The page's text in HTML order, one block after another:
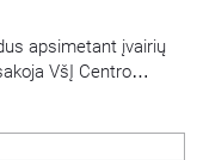
apsimetant įvairių
VšĮ Centro
specialistė Giedrė
Pinigų plovimo